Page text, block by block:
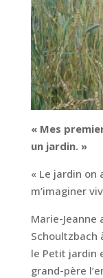
« Mes
un jardin. »
« Le jardin on
m’imaginer
Marie-
Schoultzbach
le Petit jardin
grand-père